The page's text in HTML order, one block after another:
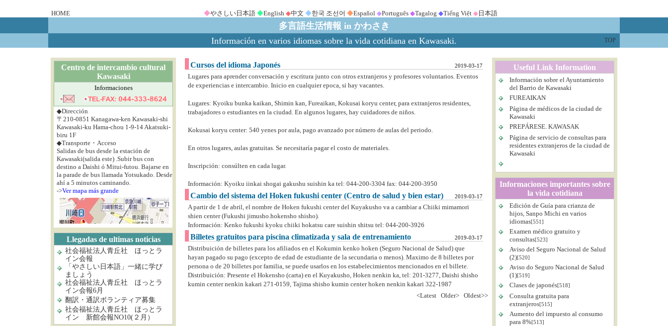
HOME ◆やさしい日本語 ◆English ◆中文 ◆한국 조선어 ◆Español ◆Português ◆Tagalog ◆Tiếng Việt ◆ 日本語
多言語生活情報 in かわさき
Información en varios idiomas sobre la vida cotidiana en Kawasaki.
TOP
Centro de intercambio cultural
Kawasaki
Informaciones
◆Dirección
〒210-0851 Kanagawa-ken Kawasaki-shi
Kawasaki-ku Hama-chou 1-9-14 Akatsuki-
biru 1F
◆Transporte・Acceso
Salidas de bus desde la estación de
Kawasaki(salida este) .Subir bus con
destino a Daishi ó Mitui-futou. Bajarse en
la parade de bus llamada Yotsukado. Desde
ahí a 5 minutos caminando.
->Ver mapa más grande
Llegadas de ultimas noticias
社会福祉法人青丘社 ほっとラ
イン会報
「やさしい日本語」一緒に学び
ましょう
社会福祉法人青丘社 ほっとラ
イン会報6月
翻訳・通訳ボランティア募集
社会福祉法人青丘社 ほっとラ
イン 新館会報NO10(２月）
Cursos del idioma Japonés 2019-03-17
Lugares para aprender conversación y escritura junto con otros extranjeros y profesores voluntarios. Eventos
de experiencias e intercambio. Inicio en cualquier epoca, si hay vacantes.
Lugares: Kyoiku bunka kaikan, Shimin kan, Fureaikan, Kokusai koryu center, para extranjeros residentes,
trabajadores o estudiantes en la ciudad. En algunos lugares, hay cuidadores de niños.
Kokusai koryu center: 540 yenes por aula, pago avanzado por número de aulas del periodo.
En otros lugares, aulas gratuitas. Se necesitaría pagar el costo de materiales.
Inscripción: consúlten en cada lugar.
Información: Kyoiku iinkai shogai gakushu suishin ka tel: 044-200-3304 fax: 044-200-3950
Cambio del sistema del Hoken fukushi center (Centro de salud y bien estar) 2019-03-17
A partir de 1 de abril, el nombre de Hoken fukushi center del Kuyakusho va a cambiar a Chiiki mimamori
shien center (Fukushi jimusho.hokensho shisho).
Información: Kenko fukushi kyoku chiiki hokatsu care suishin shitsu tel: 044-200-3926
Billetes gratuitos para piscina climatizada y sala de entrenamiento 2019-03-17
Distribuición de billetes para los afiliados en el Kokumin kenko hoken (Seguro Nacional de Salud) que
hayan pagado su pago (excepto de edad de estudiante de la secundaria o menos). Maximo de 8 billetes por
persona o de 20 billetes por familia, se puede usarlos en los estabelecimientos mencionados en el billete.
Distribuición: Presente el Hokensho (carta) en el Kuyakusho, Hoken nenkin ka, tel: 201-3277, Daishi shisho
kumin center nenkin kakari 271-0159, Tajima shisho kumin center hoken nenkin kakari 322-1987
<Latest Older> Oldest>>
Useful Link Information
Información sobre el Ayuntamiento
del Barrio de Kawasaki
FUREAIKAN
Página de médicos de la ciudad de
Kawasaki
PREPÁRESE. KAWASAK
Página de servicio de consultas para
residentes extranjeros de la ciudad de
Kawasaki
Informaciones importantes sobre
la vida cotidiana
Edición de Guía para crianza de
hijos, Sanpo Michi en varios
idiomas[551]
Examen médico gratuito y
consultas[523]
Aviso del Seguro Nacional de Salud
(2)[520]
Aviso do Seguro Nacional de Salud
(1)[519]
Clases de japonés[518]
Consulta gratuita para
extranjeros[515]
Aumento del impuesto al consumo
para 8%[513]